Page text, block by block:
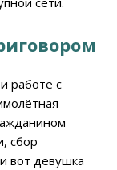
работе с
сбор
вот девушка